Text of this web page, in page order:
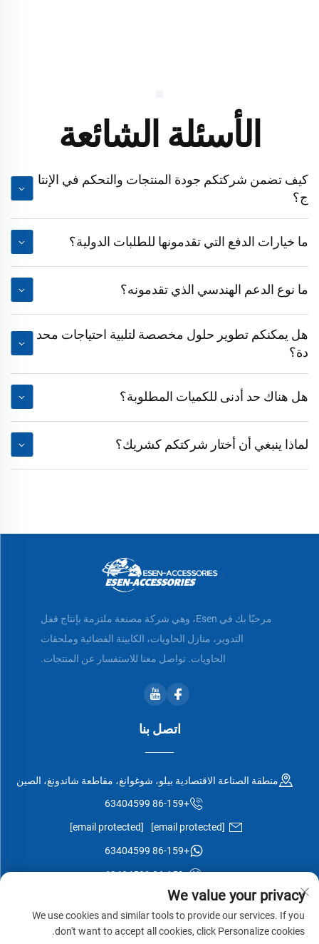
الأسئلة الشائعة
كيف تضمن شركتكم جودة المنتجات والتحكم في الإنتا
ج؟
ما خيارات الدفع التي تقدمونها للطلبات الدولية؟
ما نوع الدعم الهندسي الذي تقدمونه؟
هل يمكنكم تطوير حلول مخصصة لتلبية احتياجات محد
دة؟
هل هناك حد أدنى للكميات المطلوبة؟
لماذا ينبغي أن أختار شركتكم كشريك؟
مرحبًا بك في Esen، وهي شركة مصنعة ملتزمة بإنتاج قفل
التدوير، منازل الحاويات، الكابينة الفضائية وملحقات
الحاويات. تواصل معنا للاستفسار عن المنتجات.
اتصل بنا
منطقة الصناعة الاقتصادية بيلو، شوغوانغ، مقاطعة شاندونغ، الصين
+86-159 63404599
[email protected]
[email protected]
+86-159 63404599
+86-159 63404599
We value your privacy
We use cookies and similar tools to provide our services. If you
don't want to accept all cookies, click Personalize cookies.